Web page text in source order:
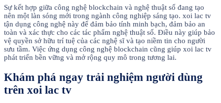
Sự kết hợp giữa công nghệ blockchain và nghệ thuật số đang tạo
nên một làn sóng mới trong ngành công nghiệp sáng tạo. xoi lac tv
tận dụng công nghệ này để đảm bảo tính minh bạch, đảm bảo an
toàn và xác thực cho các tác phẩm nghệ thuật số. Điều này giúp bảo
vệ quyền sở hữu trí tuệ của các nghệ sĩ và tạo niềm tin cho người
sưu tầm. Việc ứng dụng công nghệ blockchain cũng giúp xoi lac tv
phát triển bền vững và mở rộng quy mô trong tương lai.
Khám phá ngay trải nghiệm người dùng
trên xoi lac tv